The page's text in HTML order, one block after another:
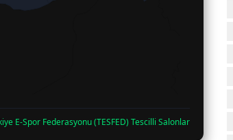
E-Spor Federasyonu (TESFED) Tescilli Salonlar